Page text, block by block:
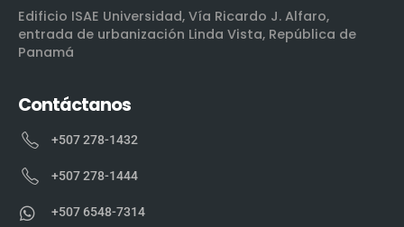
Edificio ISAE Universidad, Vía Ricardo J. Alfaro,
entrada de urbanización Linda Vista, República de
Panamá
Contáctanos
+507 278-1432
+507 278-1444
+507 6548-7314